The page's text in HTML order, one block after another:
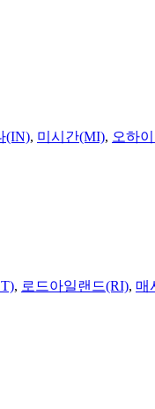
(IN), 미시간(MI), 오하
, 로드아일랜드(RI), 매